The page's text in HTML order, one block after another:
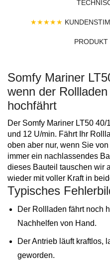
★★★★★
PRODUKT
Somfy Mariner
wenn der
hochfährt
Der Somfy Mariner LT50
und 12 U/min. Fährt Ihr
oben aber nur, wenn Sie
immer ein nachlassendes
dieses Bauteil tauschen wir
wieder mit voller Kraft in
Typisches
Der Rollladen fährt noch
Nachhelfen von Hand.
Der Antrieb läuft kraftlos,
geworden.